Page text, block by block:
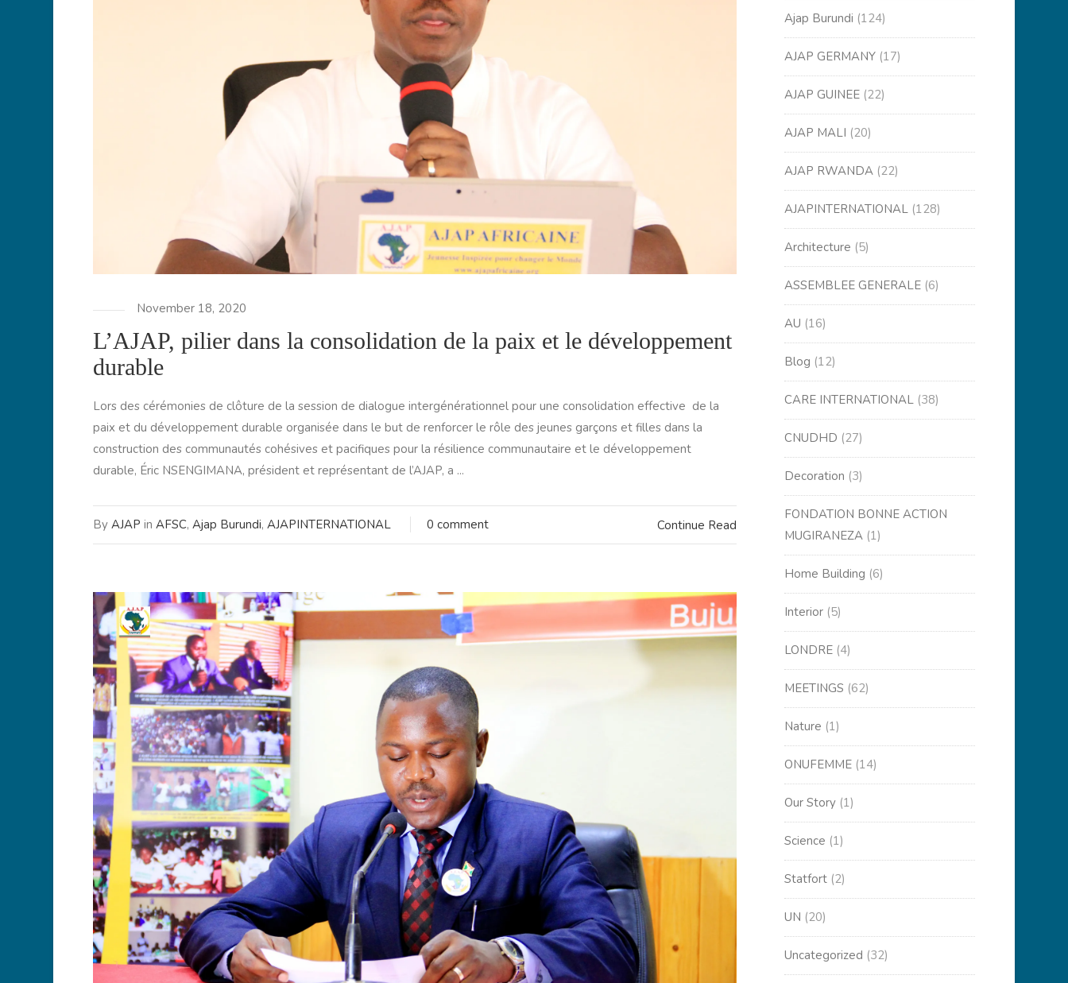
November 18, 2020
L’AJAP, pilier dans la consolidation de la paix et le développement
durable
Lors des cérémonies de clôture de la session de dialogue intergénérationnel pour une consolidation effective de la
paix et du développement durable organisée dans le but de renforcer le rôle des jeunes garçons et filles dans la
construction des communautés cohésives et pacifiques pour la résilience communautaire et le développement
durable, Éric NSENGIMANA, président et représentant de l’AJAP, a ...
Continue Read
By AJAP in AFSC, Ajap Burundi, AJAPINTERNATIONAL 0 comment
Ajap Burundi (124)
AJAP GERMANY (17)
AJAP GUINEE (22)
AJAP MALI (20)
AJAP RWANDA (22)
AJAPINTERNATIONAL (128)
Architecture (5)
ASSEMBLEE GENERALE (6)
AU (16)
Blog (12)
CARE INTERNATIONAL (38)
CNUDHD (27)
Decoration (3)
FONDATION BONNE ACTION
MUGIRANEZA (1)
Home Building (6)
Interior (5)
LONDRE (4)
MEETINGS (62)
Nature (1)
ONUFEMME (14)
Our Story (1)
Science (1)
Statfort (2)
UN (20)
Uncategorized (32)